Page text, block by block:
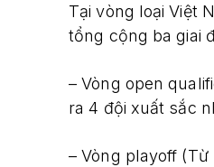
Tại vòng loại Việt
tổng cộng ba giai
– Vòng open
ra 4 đội xuất sắc
– Vòng playoff (Từ